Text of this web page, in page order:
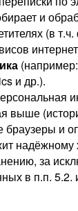
и
(в
и др.).
выше
браузеры и
за
в п.п. 5.2.